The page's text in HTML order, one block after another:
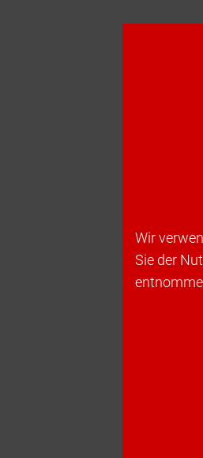
Wir
Sie der